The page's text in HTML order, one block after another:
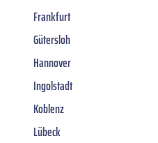
Frankfurt
Gütersloh
Hannover
Ingolstadt
Koblenz
Lübeck